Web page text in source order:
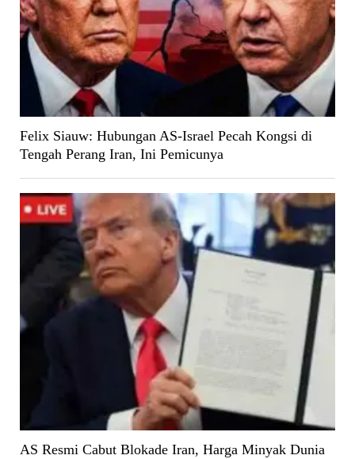
Felix Siauw: Hubungan AS-Israel Pecah Kongsi di
Tengah Perang Iran, Ini Pemicunya
AS Resmi Cabut Blokade Iran, Harga Minyak Dunia